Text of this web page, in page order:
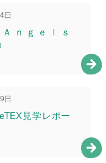
日
ｎｇｅｌｓ
日
見学レポー